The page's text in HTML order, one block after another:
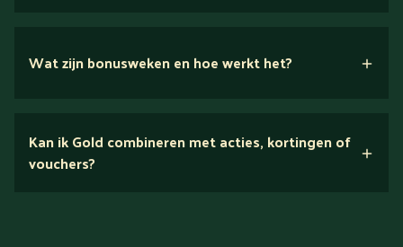
Gold-klant 2 gratis Bonusweken ontvangen.
Wat zijn bonusweken en hoe werkt het?
Kan ik Gold combineren met acties, kortingen of
vouchers?